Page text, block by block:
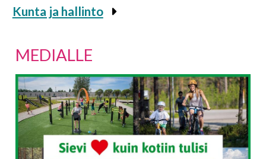
here:
You
Kunta ja hallinto
MEDIALLE